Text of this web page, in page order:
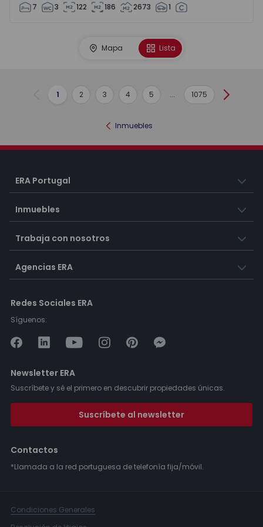
7 3 122 186 2673 1
Mapa Lista
Anterior
1 2 3 4 5 ... 1075
Inmuebles
ERA Portugal
Inmuebles
Trabaja con nosotros
Agencias ERA
Redes Sociales ERA
Síguenos:
Newsletter ERA
Suscríbete y sé el primero en descubrir propiedades únicas.
Suscríbete al newsletter
Contactos
*Llamada a la red portuguesa de telefonía fija/móvil.
Condiciones Generales